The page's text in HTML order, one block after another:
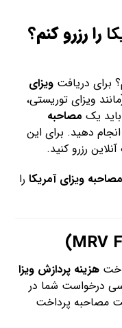
را رزرو کنم؟
برای دریافتویزای
ویزای توریستی،
یک مصاحبه
انجام دهید. برای این
رزرو کنید.
ویزای آمریکا را
هزینه پردازش ویزا
درخواست شما در
مصاحبه پرداخت